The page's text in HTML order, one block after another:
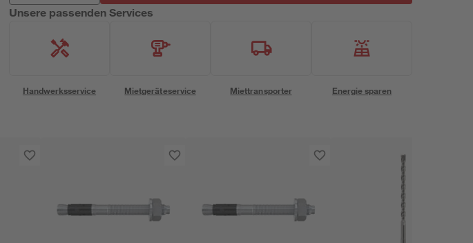
Unsere passenden Services
Handwerksservice Mietgeräteservice Miettransporter Energie sparen